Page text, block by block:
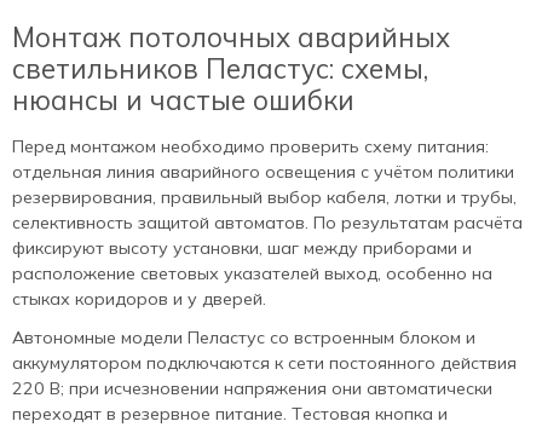
Монтаж потолочных аварийных
светильников Пеластус: схемы,
нюансы и частые ошибки
Перед монтажом необходимо проверить схему питания:
отдельная линия аварийного освещения с учётом политики
резервирования, правильный выбор кабеля, лотки и трубы,
селективность защитой автоматов. По результатам расчёта
фиксируют высоту установки, шаг между приборами и
расположение световых указателей выход, особенно на
стыках коридоров и у дверей.
Автономные модели Пеластус со встроенным блоком и
аккумулятором подключаются к сети постоянного действия
220 В; при исчезновении напряжения они автоматически
переходят в резервное питание. Тестовая кнопка и